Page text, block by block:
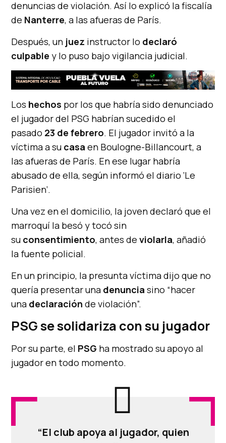
denuncias de violación. Así lo explicó la fiscalía
de Nanterre, a las afueras de París.
Después, un juez instructor lo declaró
culpable y lo puso bajo vigilancia judicial.
Los hechos por los que habría sido denunciado
el jugador del PSG habrían sucedido el
pasado 23 de febrero. El jugador invitó a la
víctima a su casa en Boulogne-Billancourt, a
las afueras de París. En ese lugar habría
abusado de ella, según informó el diario ‘Le
Parisien’.
Una vez en el domicilio, la joven declaró que el
marroquí la besó y tocó sin
su consentimiento, antes deviolarla, añadió
la fuente policial.
En un principio, la presunta víctima dijo que no
quería presentar una denuncia sino “hacer
una declaración de violación”.
PSG se solidariza con su jugador
Por su parte, el PSG ha mostrado su apoyo al
jugador en todo momento.
“El club apoya al jugador, quien